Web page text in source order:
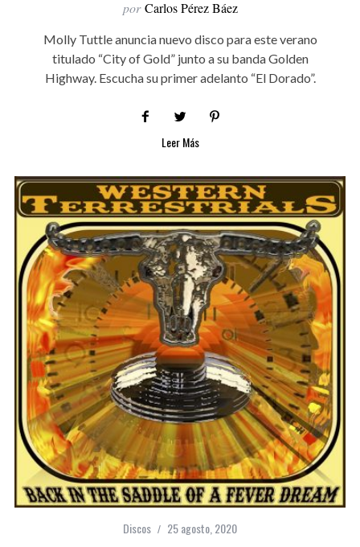
por Carlos Pérez Báez
Molly Tuttle anuncia nuevo disco para este verano
titulado “City of Gold” junto a su banda Golden
Highway. Escucha su primer adelanto “El Dorado”.
Leer Más
Discos 25 agosto, 2020